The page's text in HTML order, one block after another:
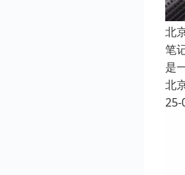
北
笔
是
北
25-